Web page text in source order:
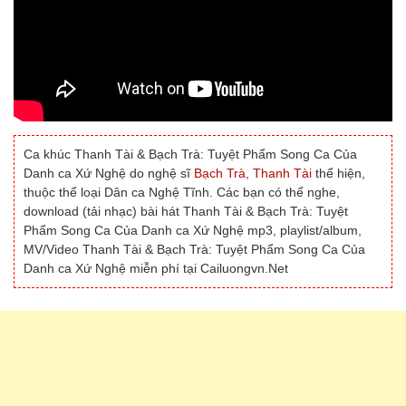
Ca khúc Thanh Tài & Bạch Trà: Tuyệt Phẩm Song Ca Của
Danh ca Xứ Nghệ do nghệ sĩ Bạch Trà Thanh Tài thể hiện,
thuộc thể loại Dân ca Nghệ Tĩnh. Các bạn có thể nghe,
download (tải nhạc) bài hát Thanh Tài & Bạch Trà: Tuyệt
Phẩm Song Ca Của Danh ca Xứ Nghệ mp3, playlist/album,
MV/Video Thanh Tài & Bạch Trà: Tuyệt Phẩm Song Ca Của
Danh ca Xứ Nghệ miễn phí tại Cailuongvn.Net